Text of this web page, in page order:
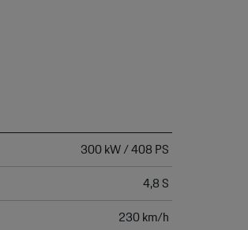
300 kW / 408 PS
4,8 S
230 km/h